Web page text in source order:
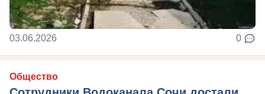
03.06.2026 0
Общество